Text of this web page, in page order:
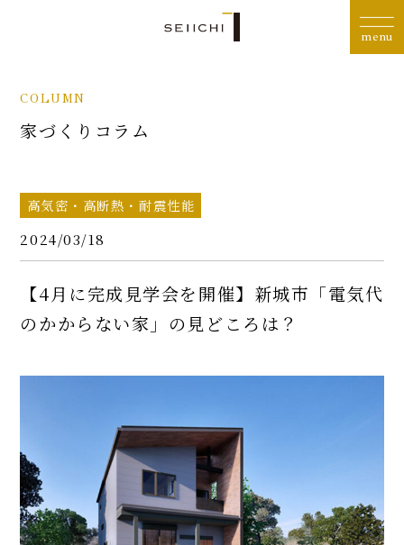
COLUMN
家づくりコラム
高気密・高断熱・耐震性能
2024/03/18
【4月に完成見学会を開催】新城市「電気代
のかからない家」の見どころは？